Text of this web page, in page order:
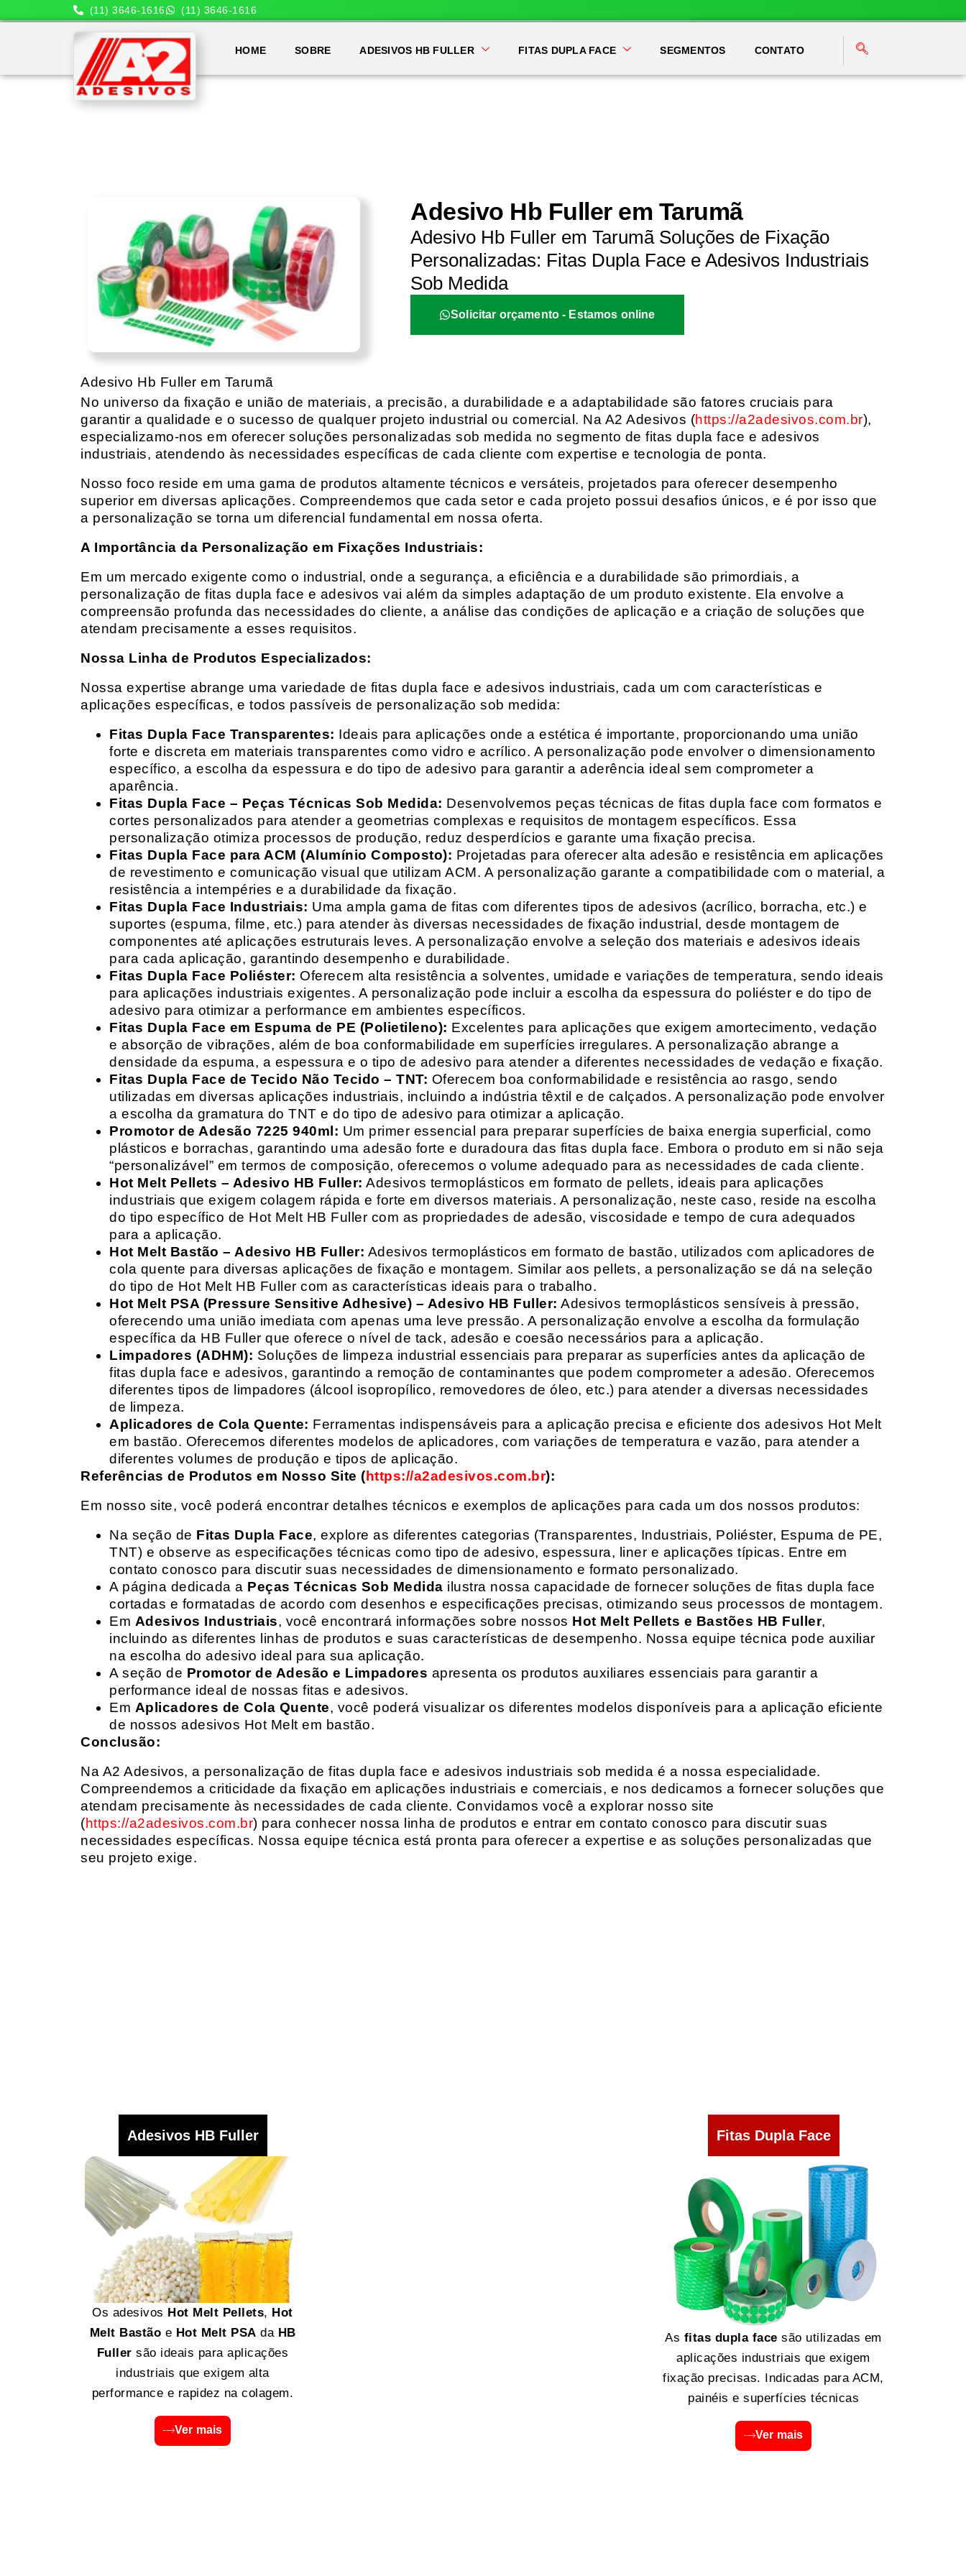
(11) 3646-1616 (11) 3646-1616
HOME SOBRE ADESIVOS HB FULLER FITAS DUPLA FACE SEGMENTOS CONTATO
Adesivo Hb Fuller em Tarumã
Adesivo Hb Fuller em Tarumã Soluções de Fixação
Personalizadas: Fitas Dupla Face e Adesivos Industriais
Sob Medida
Solicitar orçamento - Estamos online
Adesivo Hb Fuller em Tarumã
No universo da fixação e união de materiais, a precisão, a durabilidade e a adaptabilidade são fatores cruciais para
garantir a qualidade e o sucesso de qualquer projeto industrial ou comercial. Na A2 Adesivos (https://a2adesivos.com.br),
especializamo-nos em oferecer soluções personalizadas sob medida no segmento de fitas dupla face e adesivos
industriais, atendendo às necessidades específicas de cada cliente com expertise e tecnologia de ponta.
Nosso foco reside em uma gama de produtos altamente técnicos e versáteis, projetados para oferecer desempenho
superior em diversas aplicações. Compreendemos que cada setor e cada projeto possui desafios únicos, e é por isso que
a personalização se torna um diferencial fundamental em nossa oferta.
A Importância da Personalização em Fixações Industriais:
Em um mercado exigente como o industrial, onde a segurança, a eficiência e a durabilidade são primordiais, a
personalização de fitas dupla face e adesivos vai além da simples adaptação de um produto existente. Ela envolve a
compreensão profunda das necessidades do cliente, a análise das condições de aplicação e a criação de soluções que
atendam precisamente a esses requisitos.
Nossa Linha de Produtos Especializados:
Nossa expertise abrange uma variedade de fitas dupla face e adesivos industriais, cada um com características e
aplicações específicas, e todos passíveis de personalização sob medida:
Fitas Dupla Face Transparentes: Ideais para aplicações onde a estética é importante, proporcionando uma união
forte e discreta em materiais transparentes como vidro e acrílico. A personalização pode envolver o dimensionamento
específico, a escolha da espessura e do tipo de adesivo para garantir a aderência ideal sem comprometer a
aparência.
Fitas Dupla Face – Peças Técnicas Sob Medida: Desenvolvemos peças técnicas de fitas dupla face com formatos e
cortes personalizados para atender a geometrias complexas e requisitos de montagem específicos. Essa
personalização otimiza processos de produção, reduz desperdícios e garante uma fixação precisa.
Fitas Dupla Face para ACM (Alumínio Composto): Projetadas para oferecer alta adesão e resistência em aplicações
de revestimento e comunicação visual que utilizam ACM. A personalização garante a compatibilidade com o material, a
resistência a intempéries e a durabilidade da fixação.
Fitas Dupla Face Industriais: Uma ampla gama de fitas com diferentes tipos de adesivos (acrílico, borracha, etc.) e
suportes (espuma, filme, etc.) para atender às diversas necessidades de fixação industrial, desde montagem de
componentes até aplicações estruturais leves. A personalização envolve a seleção dos materiais e adesivos ideais
para cada aplicação, garantindo desempenho e durabilidade.
Fitas Dupla Face Poliéster: Oferecem alta resistência a solventes, umidade e variações de temperatura, sendo ideais
para aplicações industriais exigentes. A personalização pode incluir a escolha da espessura do poliéster e do tipo de
adesivo para otimizar a performance em ambientes específicos.
Fitas Dupla Face em Espuma de PE (Polietileno): Excelentes para aplicações que exigem amortecimento, vedação
e absorção de vibrações, além de boa conformabilidade em superfícies irregulares. A personalização abrange a
densidade da espuma, a espessura e o tipo de adesivo para atender a diferentes necessidades de vedação e fixação.
Fitas Dupla Face de Tecido Não Tecido – TNT: Oferecem boa conformabilidade e resistência ao rasgo, sendo
utilizadas em diversas aplicações industriais, incluindo a indústria têxtil e de calçados. A personalização pode envolver
a escolha da gramatura do TNT e do tipo de adesivo para otimizar a aplicação.
Promotor de Adesão 7225 940ml: Um primer essencial para preparar superfícies de baixa energia superficial, como
plásticos e borrachas, garantindo uma adesão forte e duradoura das fitas dupla face. Embora o produto em si não seja
“personalizável” em termos de composição, oferecemos o volume adequado para as necessidades de cada cliente.
Hot Melt Pellets – Adesivo HB Fuller: Adesivos termoplásticos em formato de pellets, ideais para aplicações
industriais que exigem colagem rápida e forte em diversos materiais. A personalização, neste caso, reside na escolha
do tipo específico de Hot Melt HB Fuller com as propriedades de adesão, viscosidade e tempo de cura adequados
para a aplicação.
Hot Melt Bastão – Adesivo HB Fuller: Adesivos termoplásticos em formato de bastão, utilizados com aplicadores de
cola quente para diversas aplicações de fixação e montagem. Similar aos pellets, a personalização se dá na seleção
do tipo de Hot Melt HB Fuller com as características ideais para o trabalho.
Hot Melt PSA (Pressure Sensitive Adhesive) – Adesivo HB Fuller: Adesivos termoplásticos sensíveis à pressão,
oferecendo uma união imediata com apenas uma leve pressão. A personalização envolve a escolha da formulação
específica da HB Fuller que oferece o nível de tack, adesão e coesão necessários para a aplicação.
Limpadores (ADHM): Soluções de limpeza industrial essenciais para preparar as superfícies antes da aplicação de
fitas dupla face e adesivos, garantindo a remoção de contaminantes que podem comprometer a adesão. Oferecemos
diferentes tipos de limpadores (álcool isopropílico, removedores de óleo, etc.) para atender a diversas necessidades
de limpeza.
Aplicadores de Cola Quente: Ferramentas indispensáveis para a aplicação precisa e eficiente dos adesivos Hot Melt
em bastão. Oferecemos diferentes modelos de aplicadores, com variações de temperatura e vazão, para atender a
diferentes volumes de produção e tipos de aplicação.
Referências de Produtos em Nosso Site (https://a2adesivos.com.br):
Em nosso site, você poderá encontrar detalhes técnicos e exemplos de aplicações para cada um dos nossos produtos:
Na seção de Fitas Dupla Face, explore as diferentes categorias (Transparentes, Industriais, Poliéster, Espuma de PE,
TNT) e observe as especificações técnicas como tipo de adesivo, espessura, liner e aplicações típicas. Entre em
contato conosco para discutir suas necessidades de dimensionamento e formato personalizado.
A página dedicada a Peças Técnicas Sob Medida ilustra nossa capacidade de fornecer soluções de fitas dupla face
cortadas e formatadas de acordo com desenhos e especificações precisas, otimizando seus processos de montagem.
Em Adesivos Industriais, você encontrará informações sobre nossos Hot Melt Pellets e Bastões HB Fuller,
incluindo as diferentes linhas de produtos e suas características de desempenho. Nossa equipe técnica pode auxiliar
na escolha do adesivo ideal para sua aplicação.
A seção de Promotor de Adesão e Limpadores apresenta os produtos auxiliares essenciais para garantir a
performance ideal de nossas fitas e adesivos.
Em Aplicadores de Cola Quente, você poderá visualizar os diferentes modelos disponíveis para a aplicação eficiente
de nossos adesivos Hot Melt em bastão.
Conclusão:
Na A2 Adesivos, a personalização de fitas dupla face e adesivos industriais sob medida é a nossa especialidade.
Compreendemos a criticidade da fixação em aplicações industriais e comerciais, e nos dedicamos a fornecer soluções que
atendam precisamente às necessidades de cada cliente. Convidamos você a explorar nosso site
(https://a2adesivos.com.br) para conhecer nossa linha de produtos e entrar em contato conosco para discutir suas
necessidades específicas. Nossa equipe técnica está pronta para oferecer a expertise e as soluções personalizadas que
seu projeto exige.
Adesivos HB Fuller
Os adesivos Hot Melt Pellets, Hot
Melt Bastão e Hot Melt PSA da HB
Fuller são ideais para aplicações
industriais que exigem alta
performance e rapidez na colagem.
Ver mais
Fitas Dupla Face
As fitas dupla face são utilizadas em
aplicações industriais que exigem
fixação precisas. Indicadas para ACM,
painéis e superfícies técnicas
Ver mais